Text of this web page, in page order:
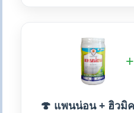
+
🍄 แพนน่อน + ฮิวมิ